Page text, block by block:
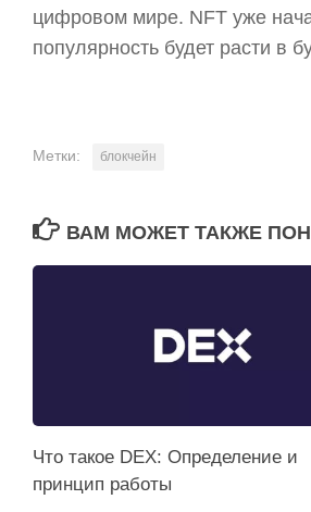
цифровом мире. NFT уже
популярность будет расти в
Метки: блокчейн
ВАМ МОЖЕТ ТАКЖЕ
Что такое DEX: Определение и
принцип работы